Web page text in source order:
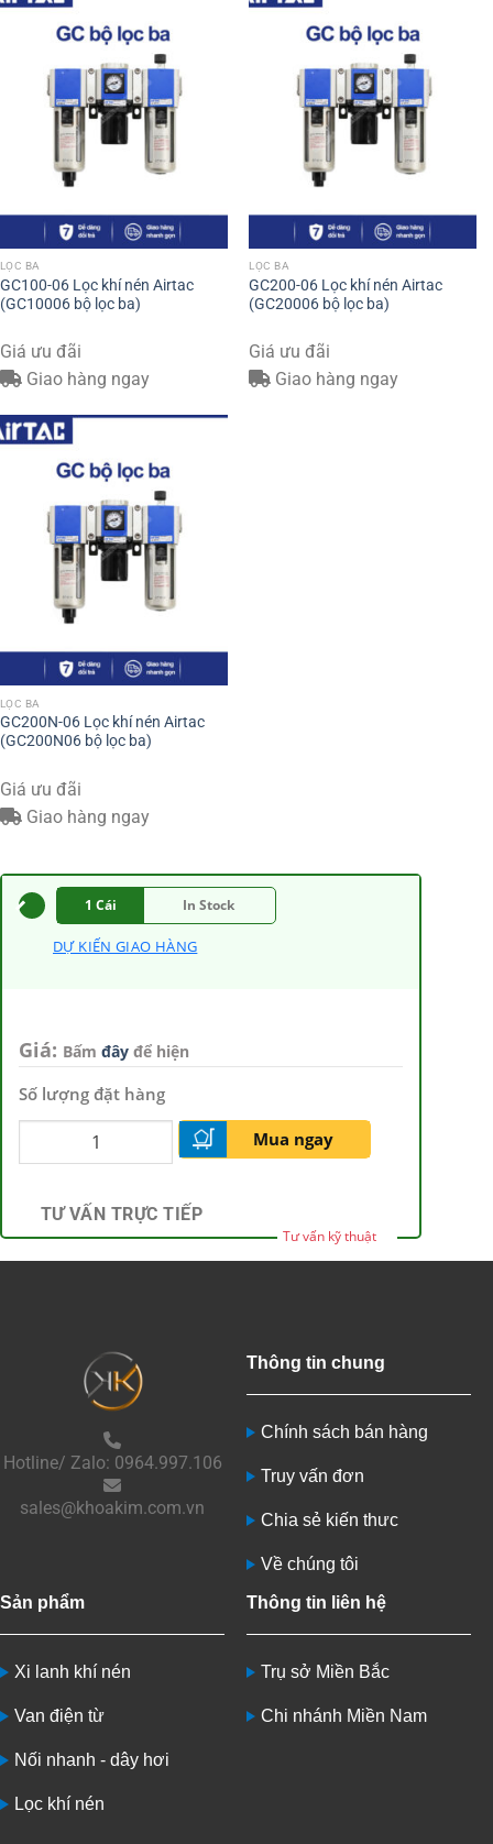
LỌC BA
GC100-06 Lọc khí nén Airtac
(GC10006 bộ lọc ba)
Giá ưu đãi
Giao hàng ngay
LỌC BA
GC200-06 Lọc khí nén Airtac
(GC20006 bộ lọc ba)
Giá ưu đãi
Giao hàng ngay
LỌC BA
GC200N-06 Lọc khí nén Airtac
(GC200N06 bộ lọc ba)
Giá ưu đãi
Giao hàng ngay
1 Cái In Stock
DỰ KIẾN GIAO HÀNG
Giá: Bấm đây để hiện
Số lượng đặt hàng
Mua ngay
TƯ VẤN TRỰC TIẾP
Tư vấn kỹ thuật
Hotline/ Zalo: 0964.997.106
sales@khoakim.com.vn
Thông tin chung
Chính sách bán hàng
Truy vấn đơn
Chia sẻ kiến thưc
Về chúng tôi
Sản phẩm
Xi lanh khí nén
Van điện từ
Nối nhanh - dây hơi
Lọc khí nén
Thông tin liên hệ
Trụ sở Miền Bắc
Chi nhánh Miền Nam